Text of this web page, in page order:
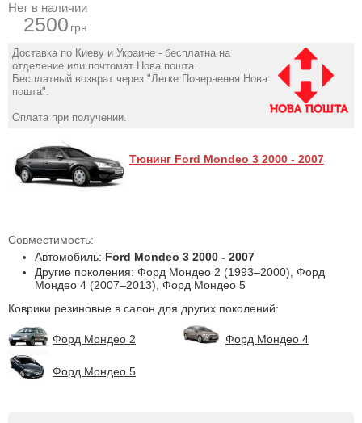
Нет в наличии
2500 грн
Доставка по Киеву и Украине - бесплатна на
отделение или почтомат Нова пошта.
Бесплатный возврат через "Легке Повернення Нова
пошта".
Оплата при получении.
Тюнинг Ford Mondeo 3 2000 - 2007
Совместимость:
Автомобиль: Ford Mondeo 3 2000 - 2007
Другие поколения: Форд Мондео 2 (1993–2000), Форд
Мондео 4 (2007–2013), Форд Мондео 5
Коврики резиновые в салон для других поколений:
Форд Мондео 2 Форд Мондео 4
Форд Мондео 5